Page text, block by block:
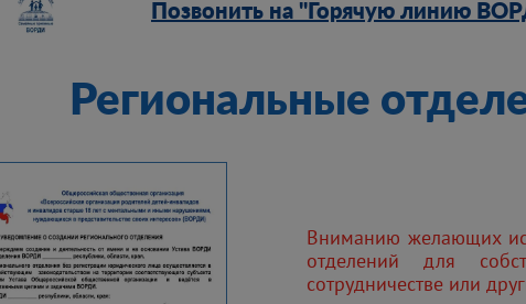
Позвонить на "Горячую линию
Региональные
Вниманию желающих
отделений для
сотрудничестве или